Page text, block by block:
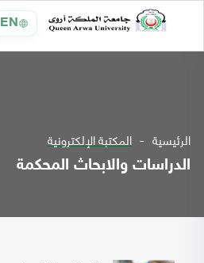
EN
الرئيسية المكتبة الإلكترونية
الدراسات والابحاث المحكمة